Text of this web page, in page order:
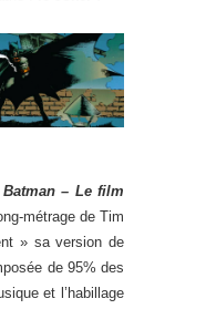
Batman – Le film
métrage de Tim
» sa version de
de 95% des
et l’habillage